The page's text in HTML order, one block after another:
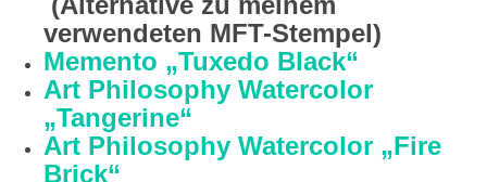
verwendeten MFT-Stempel)
Memento „Tuxedo Black“
Art Philosophy Watercolor
„Tangerine“
Art Philosophy Watercolor „Fire
Brick“